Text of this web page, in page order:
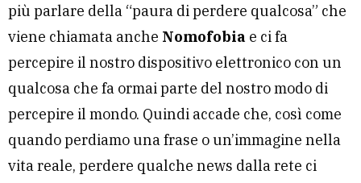
più parlare della “paura di perdere qualcosa” che
viene chiamata anche Nomofobia e ci fa
percepire il nostro dispositivo elettronico con un
qualcosa che fa ormai parte del nostro modo di
percepire il mondo. Quindi accade che, così come
quando perdiamo una frase o un’immagine nella
vita reale, perdere qualche news dalla rete ci